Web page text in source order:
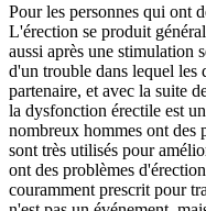
Pour les personnes qui ont
L'érection se produit
aussi après une stimulation
d'un trouble dans lequel les
partenaire, et avec la suite
la dysfonction érectile est
nombreux hommes ont des
sont très utilisés pour
ont des problèmes
couramment prescrit pour